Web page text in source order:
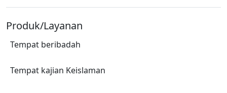
Produk/Layanan
Tempat beribadah
Tempat kajian Keislaman